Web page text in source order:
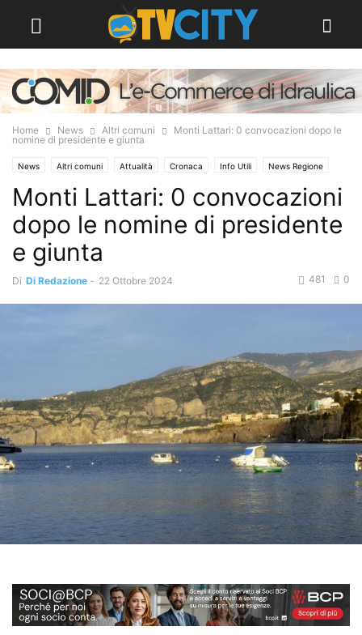
Home News Altri comuni
Monti Lattari: 0 convocazioni dopo le
nomine di presidente e giunta
News Altri comuni Attualità Cronaca Info Utili News Regione
Monti Lattari: 0 convocazioni
dopo le nomine di presidente
e giunta
Di Di Redazione - 22 Ottobre 2024 0
481